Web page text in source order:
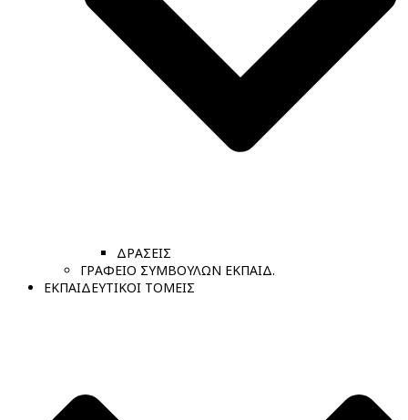
ΔΡΑΣΕΙΣ
ΓΡΑΦΕΙΟ ΣΥΜΒΟΥΛΩΝ ΕΚΠΑΙΔ.
ΕΚΠΑΙΔΕΥΤΙΚΟΙ ΤΟΜΕΙΣ